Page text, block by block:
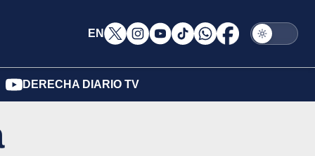
EN
DERECHA DIARIO TV